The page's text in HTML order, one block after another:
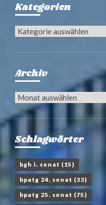
Kategorien
Kategorien
Archiv
Archiv
Schlagwörter
bgh i. senat (15)
bpatg 24. senat (33)
bpatg 25. senat (75)